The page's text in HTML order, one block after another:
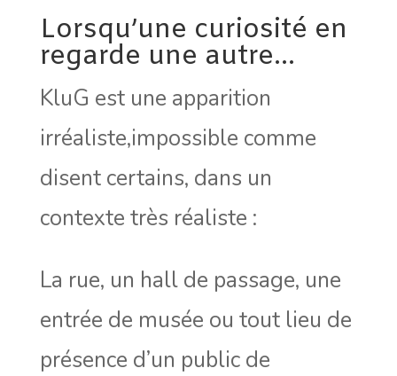
Lorsqu’une curiosité en
regarde une autre…
KluG est une apparition
irréaliste,impossible comme
disent certains, dans un
contexte très réaliste :
La rue, un hall de passage, une
entrée de musée ou tout lieu de
présence d’un public de